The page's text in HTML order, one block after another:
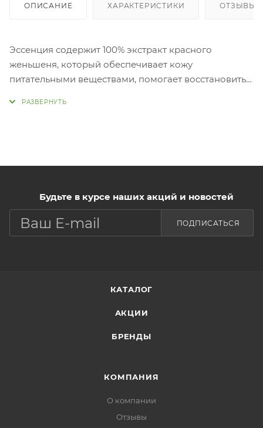
ОПИСАНИЕ ХАРАКТЕРИСТИКИ ОТЗЫВЫ
Эссенция содержит 100% экстракт красного
женьшеня, который обеспечивает кожу
питательными веществами, помогает восстановить
После очищения нанесите 3-4 капли средства на
ладони к лицу для лучшего впитывания.
Будьте в курсе наших акций и новостей
ПОДПИСАТЬСЯ
КАТАЛОГ
АКЦИИ
БРЕНДЫ
КОМПАНИЯ
О компании
Отзывы